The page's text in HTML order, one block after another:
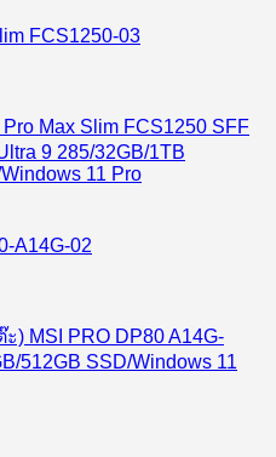
Max Slim FCS1250 SFF
9 285/32GB/1TB
11 Pro
) MSI PRO DP80 A14G-
512GB SSD/Windows 11